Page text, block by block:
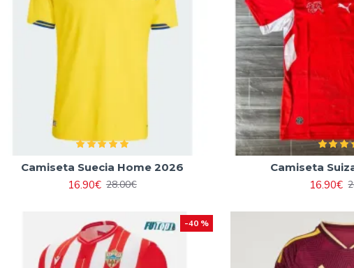
Camiseta Suecia Home 2026
16.90€ 28.00€
Camiseta
16.90€
-40 %